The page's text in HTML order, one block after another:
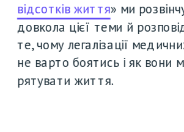
відсотків життя» ми
довкола цієї теми й
те, чому легалізації
не варто боятись і як вони
рятувати життя.